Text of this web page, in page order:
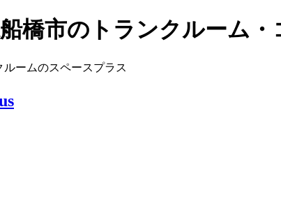
橋市のトランクルーム
ームのスペースプラス